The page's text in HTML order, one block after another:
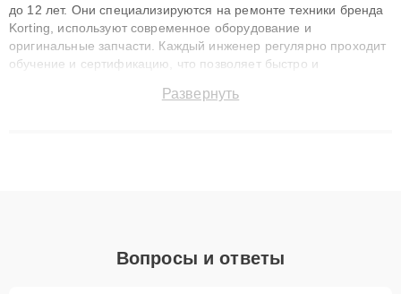
до 12 лет. Они специализируются на ремонте техники бренда
Korting, используют современное оборудование и
оригинальные запчасти. Каждый инженер регулярно проходит
обучение и сертификацию, что позволяет быстро и
сохранением гарантии до 3 лет. Наши мастера решают
Развернуть
Вопросы и ответы